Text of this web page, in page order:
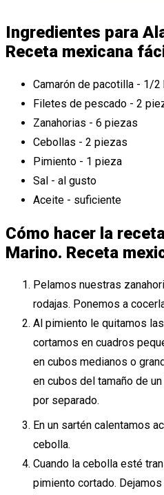
Ingredientes para
Receta mexicana
Camarón de pacotilla - 1/2
Filetes de pescado - 2
Zanahorias - 6 piezas
Cebollas - 2 piezas
Pimiento - 1 pieza
Sal - al gusto
Aceite - suficiente
Cómo hacer la
Marino. Receta
Pelamos nuestras
rodajas. Ponemos a
Al pimiento le quitamos
cortamos en cuadros
en cubos medianos o
en cubos del tamaño de
por separado.
En un sartén calentamos
cebolla.
Cuando la cebolla esté
pimiento cortado.